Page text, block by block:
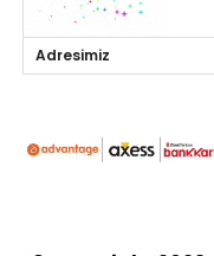
Adresimiz